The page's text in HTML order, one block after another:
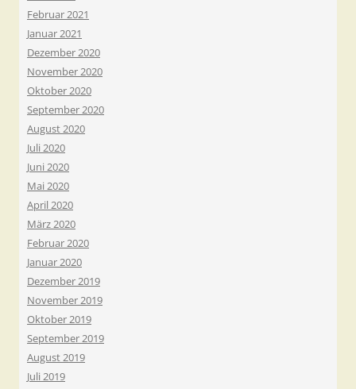
Februar 2021
Januar 2021
Dezember 2020
November 2020
Oktober 2020
September 2020
August 2020
Juli 2020
Juni 2020
Mai 2020
April 2020
März 2020
Februar 2020
Januar 2020
Dezember 2019
November 2019
Oktober 2019
September 2019
August 2019
Juli 2019